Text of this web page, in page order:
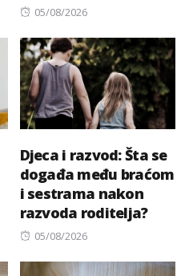
Posted
05/08/2026
Djeca i razvod: Šta se
događa među braćom
i sestrama nakon
razvoda roditelja?
Posted
05/08/2026